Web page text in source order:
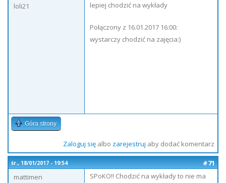
loli21
lepiej chodzić na wykłady
Połączony z 16.01.2017 16:00:
wystarczy chodzić na zajęcia:)
Góra strony
Zaloguj sięalbo zarejestruj aby dodać komentarz
śr., 18/01/2017 - 19:54
#71
mattimen
SPoKO!! Chodzić na wykłady to nie ma